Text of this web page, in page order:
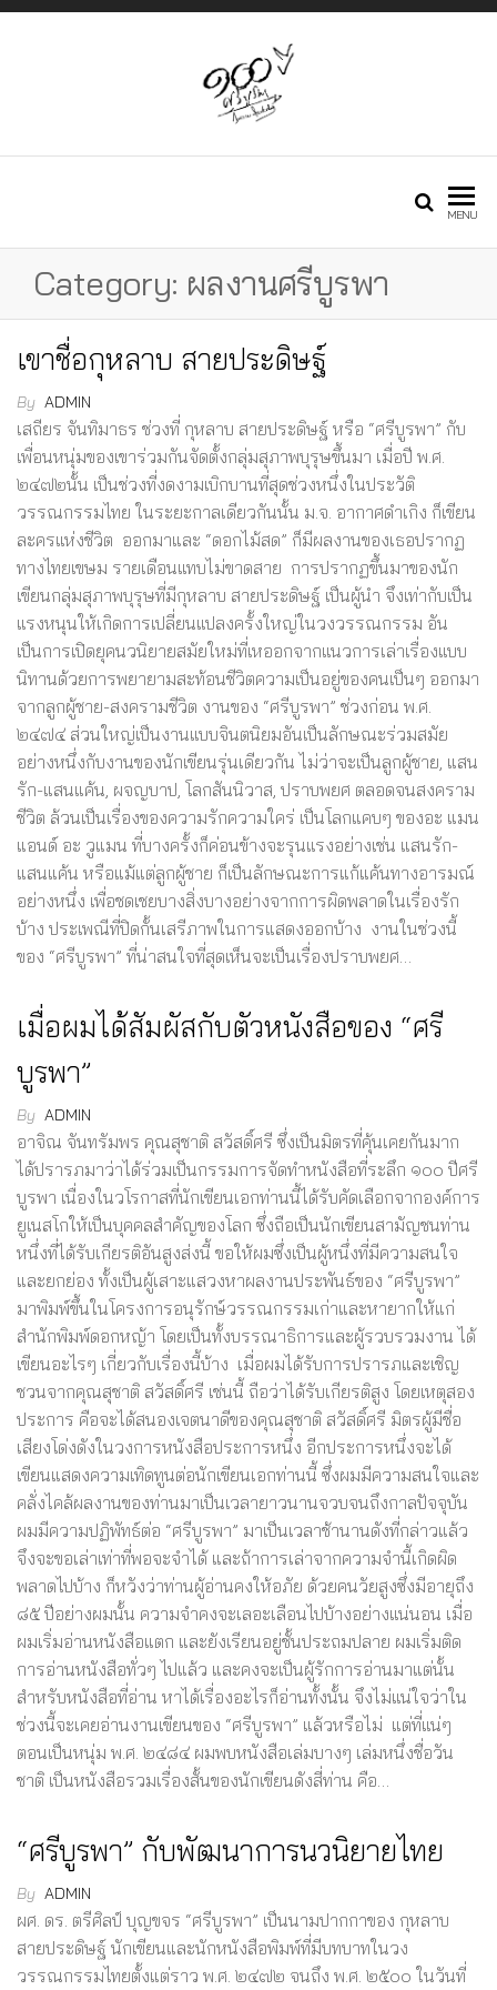
Phlox WP Theme
– Free Demos
site
MENU
Category: ผลงานศรีบูรพา
เขาชื่อกุหลาบ สายประดิษฐ์
By ADMIN
เสถียร จันทิมาธร ช่วงที่ กุหลาบ สายประดิษฐ์ หรือ “ศรีบูรพา” กับ
เพื่อนหนุ่มของเขาร่วมกันจัดตั้งกลุ่มสุภาพบุรุษขึ้นมา เมื่อปี พ.ศ.
๒๔๗๒นั้น เป็นช่วงที่งดงามเบิกบานที่สุดช่วงหนึ่งในประวัติ
วรรณกรรมไทย ในระยะกาลเดียวกันนั้น ม.จ. อากาศดำเกิง ก็เขียน
ละครแห่งชีวิต ออกมาและ “ดอกไม้สด” ก็มีผลงานของเธอปรากฏ
ทางไทยเขษม รายเดือนแทบไม่ขาดสาย การปรากฏขึ้นมาของนัก
เขียนกลุ่มสุภาพบุรุษที่มีกุหลาบ สายประดิษฐ์ เป็นผู้นำ จึงเท่ากับเป็น
แรงหนุนให้เกิดการเปลี่ยนแปลงครั้งใหญ่ในวงวรรณกรรม อัน
เป็นการเปิดยุคนวนิยายสมัยใหม่ที่เหออกจากแนวการเล่าเรื่องแบบ
นิทานด้วยการพยายามสะท้อนชีวิตความเป็นอยู่ของคนเป็นๆ ออกมา
จากลูกผู้ชาย-สงครามชีวิต งานของ “ศรีบูรพา” ช่วงก่อน พ.ศ.
๒๔๗๔ ส่วนใหญ่เป็นงานแบบจินตนิยมอันเป็นลักษณะร่วมสมัย
อย่างหนึ่งกับงานของนักเขียนรุ่นเดียวกัน ไม่ว่าจะเป็นลูกผู้ชาย, แสน
รัก-แสนแค้น, ผจญบาป, โลกสันนิวาส, ปราบพยศ ตลอดจนสงคราม
ชีวิต ล้วนเป็นเรื่องของความรักความใคร่ เป็นโลกแคบๆ ของอะ แมน
แอนด์ อะ วูแมน ที่บางครั้งก็ค่อนข้างจะรุนแรงอย่างเช่น แสนรัก-
แสนแค้น หรือแม้แต่ลูกผู้ชาย ก็เป็นลักษณะการแก้แค้นทางอารมณ์
อย่างหนึ่ง เพื่อชดเชยบางสิ่งบางอย่างจากการผิดพลาดในเรื่องรัก
บ้าง ประเพณีที่ปิดกั้นเสรีภาพในการแสดงออกบ้าง งานในช่วงนี้
ของ “ศรีบูรพา” ที่น่าสนใจที่สุดเห็นจะเป็นเรื่องปราบพยศ…
เมื่อผมได้สัมผัสกับตัวหนังสือของ “ศรี
บูรพา”
By ADMIN
อาจิณ จันทรัมพร คุณสุชาติ สวัสดิ์ศรี ซึ่งเป็นมิตรที่คุ้นเคยกันมาก
ได้ปรารภมาว่าได้ร่วมเป็นกรรมการจัดทำหนังสือที่ระลึก ๑๐๐ ปีศรี
บูรพา เนื่องในวโรกาสที่นักเขียนเอกท่านนี้ได้รับคัดเลือกจากองค์การ
ยูเนสโกให้เป็นบุคคลสำคัญของโลก ซึ่งถือเป็นนักเขียนสามัญชนท่าน
หนึ่งที่ได้รับเกียรติอันสูงส่งนี้ ขอให้ผมซึ่งเป็นผู้หนึ่งที่มีความสนใจ
และยกย่อง ทั้งเป็นผู้เสาะแสวงหาผลงานประพันธ์ของ “ศรีบูรพา”
มาพิมพ์ขึ้นในโครงการอนุรักษ์วรรณกรรมเก่าและหายากให้แก่
สำนักพิมพ์ดอกหญ้า โดยเป็นทั้งบรรณาธิการและผู้รวบรวมงาน ได้
เขียนอะไรๆ เกี่ยวกับเรื่องนี้บ้าง เมื่อผมได้รับการปรารภและเชิญ
ชวนจากคุณสุชาติ สวัสดิ์ศรี เช่นนี้ ถือว่าได้รับเกียรติสูง โดยเหตุสอง
ประการ คือจะได้สนองเจตนาดีของคุณสุชาติ สวัสดิ์ศรี มิตรผู้มีชื่อ
เสียงโด่งดังในวงการหนังสือประการหนึ่ง อีกประการหนึ่งจะได้
เขียนแสดงความเทิดทูนต่อนักเขียนเอกท่านนี้ ซึ่งผมมีความสนใจและ
คลั่งไคล้ผลงานของท่านมาเป็นเวลายาวนานจวบจนถึงกาลปัจจุบัน
ผมมีความปฏิพัทธ์ต่อ “ศรีบูรพา” มาเป็นเวลาช้านานดังที่กล่าวแล้ว
จึงจะขอเล่าเท่าที่พอจะจำได้ และถ้าการเล่าจากความจำนี้เกิดผิด
พลาดไปบ้าง ก็หวังว่าท่านผู้อ่านคงให้อภัย ด้วยคนวัยสูงซึ่งมีอายุถึง
๘๕ ปีอย่างผมนั้น ความจำคงจะเลอะเลือนไปบ้างอย่างแน่นอน เมื่อ
ผมเริ่มอ่านหนังสือแตก และยังเรียนอยู่ชั้นประถมปลาย ผมเริ่มติด
การอ่านหนังสือทั่วๆ ไปแล้ว และคงจะเป็นผู้รักการอ่านมาแต่นั้น
สำหรับหนังสือที่อ่าน หาได้เรื่องอะไรก็อ่านทั้งนั้น จึงไม่แน่ใจว่าใน
ช่วงนี้จะเคยอ่านงานเขียนของ “ศรีบูรพา” แล้วหรือไม่ แต่ที่แน่ๆ
ตอนเป็นหนุ่ม พ.ศ. ๒๔๘๔ ผมพบหนังสือเล่มบางๆ เล่มหนึ่งชื่อวัน
ชาติ เป็นหนังสือรวมเรื่องสั้นของนักเขียนดังสี่ท่าน คือ…
“ศรีบูรพา” กับพัฒนาการนวนิยายไทย
By ADMIN
ผศ. ดร. ตรีศิลป์ บุญขจร “ศรีบูรพา” เป็นนามปากกาของ กุหลาบ
สายประดิษฐ์ นักเขียนและนักหนังสือพิมพ์ที่มีบทบาทในวง
วรรณกรรมไทยตั้งแต่ราว พ.ศ. ๒๔๗๒ จนถึง พ.ศ. ๒๕๐๐ ในวันที่